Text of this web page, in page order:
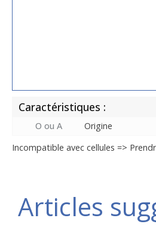
Caractéristiques :
O ou A
Origine
Incompatible avec cellules =>
Articles